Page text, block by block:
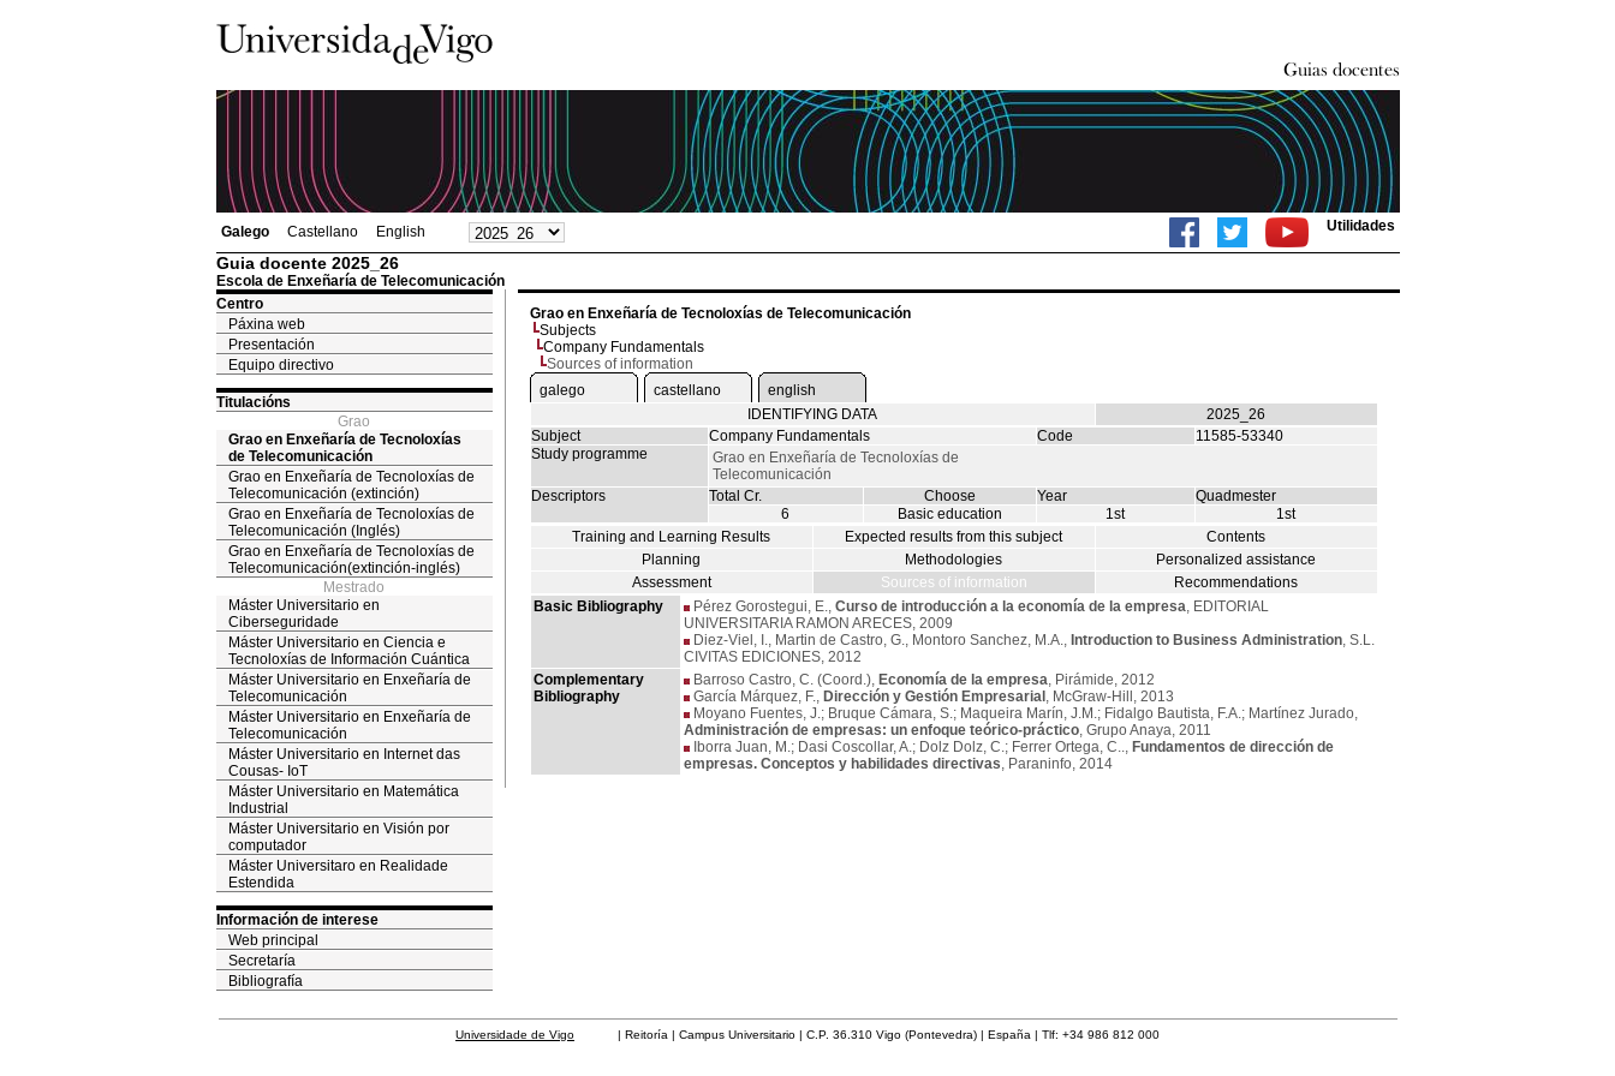
Galego Castellano English Utilidades
Guia docente 2025_26
Escola de Enxeñaría de Telecomunicación
Centro
Páxina web
Presentación
Equipo directivo
Titulacións
Grao
Grao en Enxeñaría de Tecnoloxías
de Telecomunicación
Grao en Enxeñaría de Tecnoloxías de
Telecomunicación (extinción)
Grao en Enxeñaría de Tecnoloxías de
Telecomunicación (Inglés)
Grao en Enxeñaría de Tecnoloxías de
Telecomunicación(extinción-inglés)
Mestrado
Máster Universitario en
Ciberseguridade
Máster Universitario en Ciencia e
Tecnoloxías de Información Cuántica
Máster Universitario en Enxeñaría de
Telecomunicación
Máster Universitario en Enxeñaría de
Telecomunicación
Máster Universitario en Internet das
Cousas- IoT
Máster Universitario en Matemática
Industrial
Máster Universitario en Visión por
computador
Máster Universitaro en Realidade
Estendida
Información de interese
Web principal
Secretaría
Bibliografía
Grao en Enxeñaría de Tecnoloxías de Telecomunicación
Subjects
Company Fundamentals
Sources of information
galego
castellano
english
IDENTIFYING DATA
2025_26
Subject
Company Fundamentals Code
11585-53340
Study programme
Grao en Enxeñaría de Tecnoloxías de
Telecomunicación
Descriptors
Total Cr. Choose Year
Quadmester
6
Basic education 1st
1st
Training and Learning Results
Expected results from this subject
Contents
Planning
Methodologies
Personalized assistance
Assessment
Sources of information
Recommendations
Basic Bibliography
Pérez Gorostegui, E., Curso de introducción a la economía de la empresa, EDITORIAL
UNIVERSITARIA RAMON ARECES, 2009
Diez-Viel, I., Martin de Castro, G., Montoro Sanchez, M.A., Introduction to Business Administration, S.L.
CIVITAS EDICIONES, 2012
Complementary
Bibliography
Barroso Castro, C. (Coord.), Economía de la empresa, Pirámide, 2012
García Márquez, F., Dirección y Gestión Empresarial , McGraw-Hill, 2013
Moyano Fuentes, J.; Bruque Cámara, S.; Maqueira Marín, J.M.; Fidalgo Bautista, F.A.; Martínez Jurado,
Administración de empresas: un enfoque teórico-práctico, Grupo Anaya, 2011
Iborra Juan, M.; Dasi Coscollar, A.; Dolz Dolz, C.; Ferrer Ortega, C.., Fundamentos de dirección de
empresas. Conceptos y habilidades directivas, Paraninfo, 2014
Universidade de Vigo | Reitoría | Campus Universitario | C.P. 36.310 Vigo (Pontevedra) | España | Tlf: +34 986 812 000